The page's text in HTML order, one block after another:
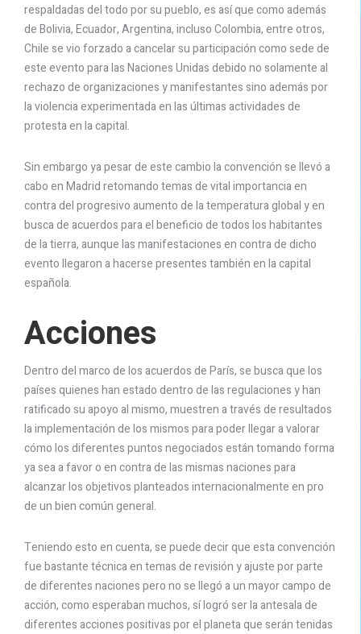
respaldadas del todo por su pueblo, es así que como además
de Bolivia, Ecuador, Argentina, incluso Colombia, entre otros,
Chile se vio forzado a cancelar su participación como sede de
este evento para las Naciones Unidas debido no solamente al
rechazo de organizaciones y manifestantes sino además por
la violencia experimentada en las últimas actividades de
protesta en la capital.
Sin embargo ya pesar de este cambio la convención se llevó a
cabo en Madrid retomando temas de vital importancia en
contra del progresivo aumento de la temperatura global y en
busca de acuerdos para el beneficio de todos los habitantes
de la tierra, aunque las manifestaciones en contra de dicho
evento llegaron a hacerse presentes también en la capital
española.
Acciones
Dentro del marco de los acuerdos de París, se busca que los
países quienes han estado dentro de las regulaciones y han
ratificado su apoyo al mismo, muestren a través de resultados
la implementación de los mismos para poder llegar a valorar
cómo los diferentes puntos negociados están tomando forma
ya sea a favor o en contra de las mismas naciones para
alcanzar los objetivos planteados internacionalmente en pro
de un bien común general.
Teniendo esto en cuenta, se puede decir que esta convención
fue bastante técnica en temas de revisión y ajuste por parte
de diferentes naciones pero no se llegó a un mayor campo de
acción, como esperaban muchos, sí logró ser la antesala de
diferentes acciones positivas por el planeta que serán tenidas